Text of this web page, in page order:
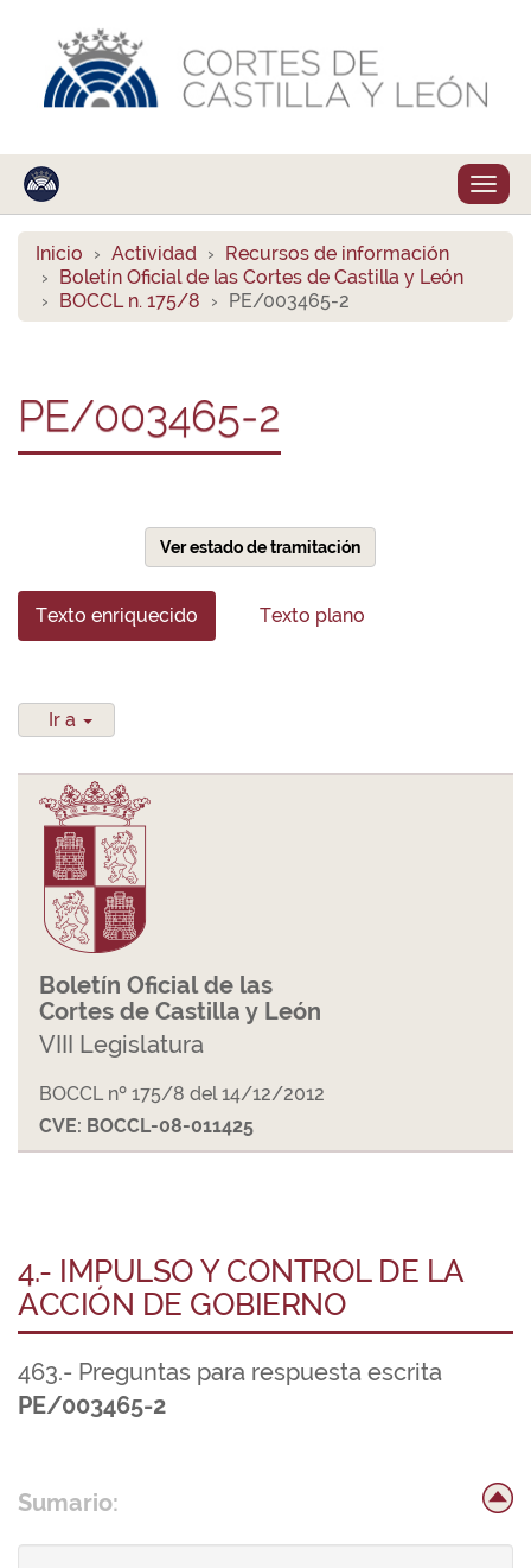
Inicio Actividad
Recursos de información
Boletín Oficial de las Cortes de Castilla y León
BOCCL n. 175/8
PE/003465-2
PE/003465-2
Ver estado de tramitación
Texto enriquecido Texto plano
Ir a
Boletín Oficial de las
Cortes de Castilla y León
VIII Legislatura
BOCCL nº 175/8 del 14/12/2012
CVE: BOCCL-08-011425
4.- IMPULSO Y CONTROL DE LA
ACCIÓN DE GOBIERNO
463.- Preguntas para respuesta escrita
PE/003465-2
Sumario: